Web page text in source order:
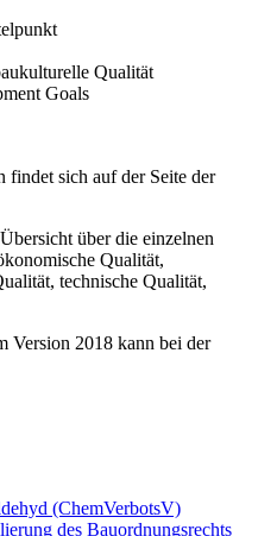
Qualität
Goals
findet sich auf der Seite der
über die einzelnen
Qualität,
technische Qualität,
Version 2018 kann bei der
(ChemVerbotsV)
des Bauordnungsrechts